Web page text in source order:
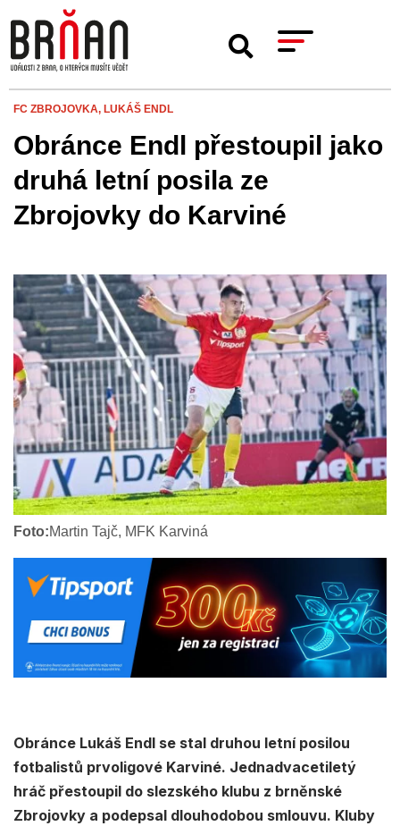
FC ZBROJOVKA, LUKÁŠ ENDL
Obránce Endl přestoupil jako
druhá letní posila ze
Zbrojovky do Karviné
Foto:Martin Tajč, MFK Karviná
Obránce Lukáš Endl se stal druhou letní posilou
fotbalistů prvoligové Karviné. Jednadvacetiletý
hráč přestoupil do slezského klubu z brněnské
Zbrojovky a podepsal dlouhodobou smlouvu. Kluby